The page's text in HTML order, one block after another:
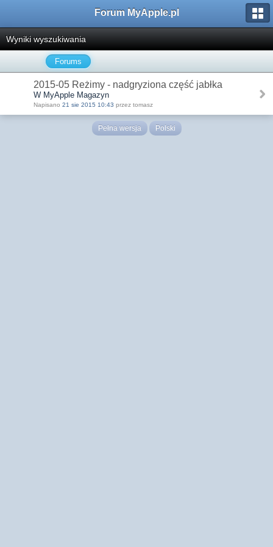
Forum MyApple.pl
Wyniki wyszukiwania
Forums
2015-05 Reżimy - nadgryziona część jabłka
W MyApple Magazyn
Napisano 21 sie 2015 10:43 przez tomasz
Pełna wersja Polski